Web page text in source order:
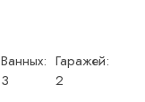
Ванных:
3
Гаражей:
2